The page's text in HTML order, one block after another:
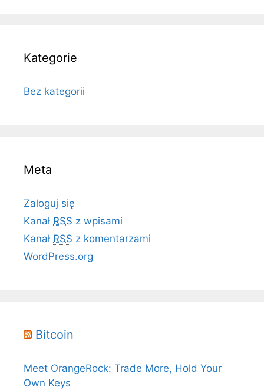
Kategorie
Bez kategorii
Meta
Zaloguj się
Kanał RSS z wpisami
Kanał RSS z komentarzami
WordPress.org
Bitcoin
Meet OrangeRock: Trade More, Hold Your
Own Keys